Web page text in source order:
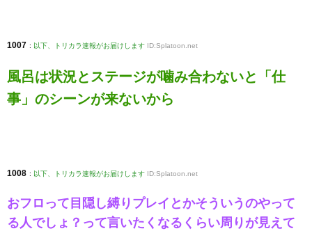
1007 : 以下、トリカラ速報がお届けします ID:Splatoon.net
風呂は状況とステージが噛み合わないと「仕
事」のシーンが来ないから
1008 : 以下、トリカラ速報がお届けします ID:Splatoon.net
おフロって目隠し縛りプレイとかそういうのやって
る人でしょ？って言いたくなるくらい周りが見えて